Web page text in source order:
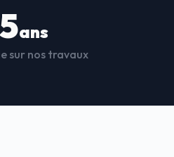
5ans
sur nos travaux